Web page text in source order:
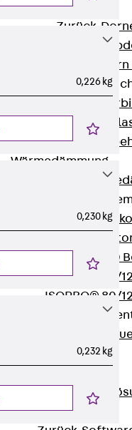
Dorne
Zurück
Querkraftdorn
Wärmedämmung
Zurück
ISOPRO®
ISOPRO® 120
ISOPRO® 80/
ISOPRO® 80/
ISOMUR®
Digitale
Software
0,226 kg
0,230 kg
0,232 kg